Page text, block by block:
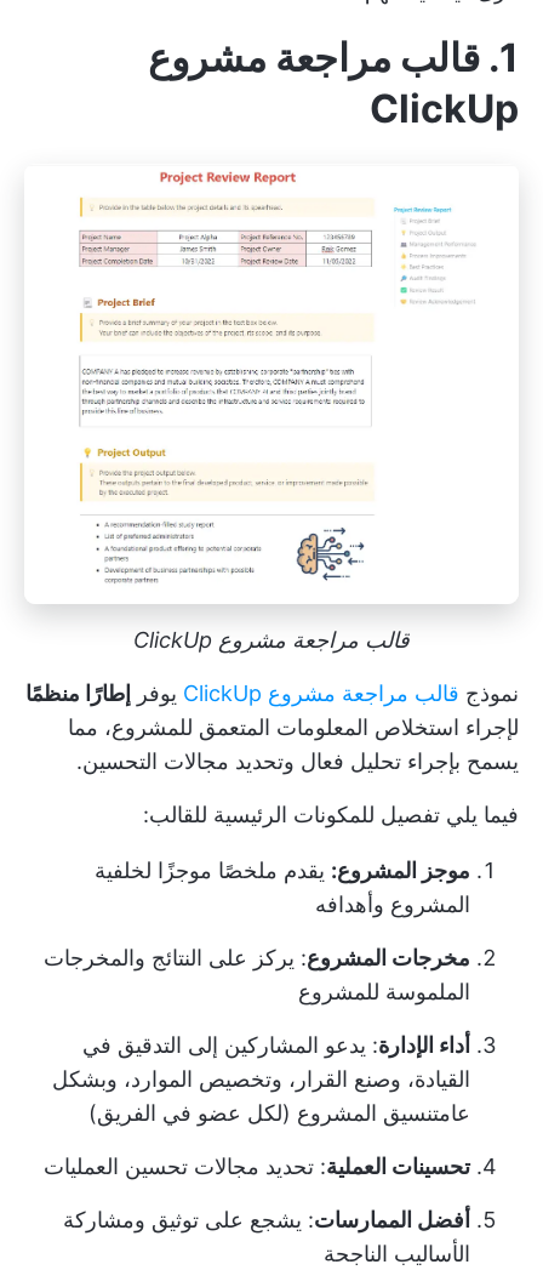
1. قالب مراجعة مشروع
ClickUp
قالب مراجعة مشروع ClickUp
نموذج قالب مراجعة مشروع ClickUp يوفر إطارًا منظمًا
لإجراء استخلاص المعلومات المتعمق للمشروع، مما
يسمح بإجراء تحليل فعال وتحديد مجالات التحسين.
فيما يلي تفصيل للمكونات الرئيسية للقالب:
موجز المشروع: يقدم ملخصًا موجزًا لخلفية
المشروع وأهدافه
مخرجات المشروع: يركز على النتائج والمخرجات
الملموسة للمشروع
أداء الإدارة: يدعو المشاركين إلى التدقيق في
القيادة، وصنع القرار، وتخصيص الموارد، وبشكل
عامتنسيق المشروع (لكل عضو في الفريق)
تحسينات العملية: تحديد مجالات تحسين العمليات
أفضل الممارسات: يشجع على توثيق ومشاركة
الأساليب الناجحة